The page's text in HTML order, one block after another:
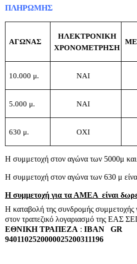
ΠΛΗΡΩΜΗΣ
ΑΓΩΝΑΣ
ΗΛΕΚΤΡΟΝΙΚΗ
ΧΡΟΝΟΜΕΤΡΗΣΗ
10.000 μ. ΝΑΙ
5.000 μ. ΝΑΙ
630 μ. ΟΧΙ
Η συμμετοχή στον αγώνα των 5000μ και
Η συμμετοχή στον αγώνα των 630 μ
Η συμμετοχή για τα ΑΜΕΑ είναι
Η καταβολή της συνδρομής συμμετοχής
στον τραπεζικό λογαριασμό της ΕΑΣ
ΕΘΝΙΚΗ ΤΡΑΠΕΖΑ : ΙΒΑΝ
GR
9401102520000025200311196